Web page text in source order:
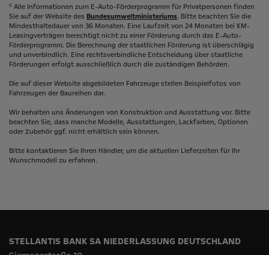
c Alle Informationen zum E-Auto-Förderprogramm für Privatpersonen finden
Sie auf der Website des Bundesumweltministeriums. Bitte beachten Sie die
Mindesthaltedauer von 36 Monaten. Eine Laufzeit von 24 Monaten bei KM-
Leasingverträgen berechtigt nicht zu einer Förderung durch das E-Auto-
Förderprogramm. Die Berechnung der staatlichen Förderung ist überschlägig
und unverbindlich. Eine rechtsverbindliche Entscheidung über staatliche
Förderungen erfolgt ausschließlich durch die zuständigen Behörden.
Die auf dieser Website abgebildeten Fahrzeuge stellen Beispielfotos von
Fahrzeugen der Baureihen dar.
Wir behalten uns Änderungen von Konstruktion und Ausstattung vor. Bitte
beachten Sie, dass manche Modelle, Ausstattungen, Lackfarben, Optionen
oder Zubehör ggf. nicht erhältlich sein können.
Bitte kontaktieren Sie Ihren Händler, um die aktuellen Lieferzeiten für Ihr
Wunschmodell zu erfahren.
STELLANTIS BANK SA NIEDERLASSUNG DEUTSCHLAND